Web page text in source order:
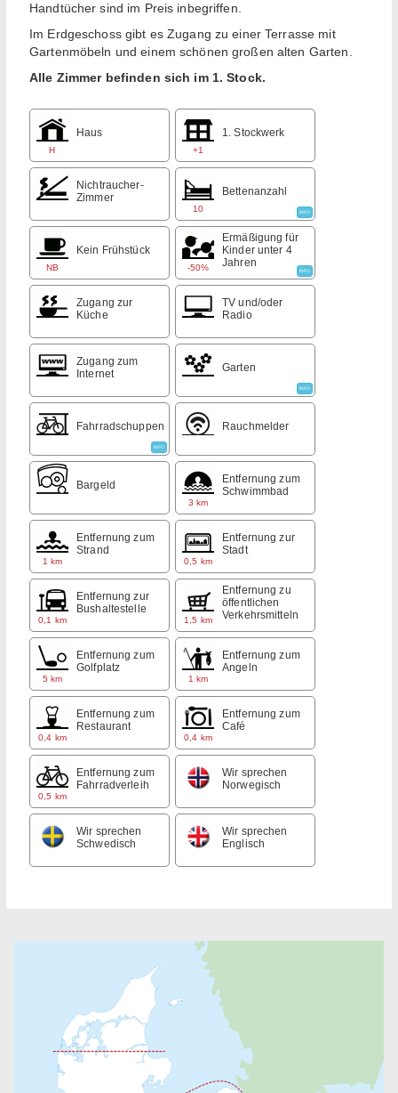
Handtücher sind im Preis inbegriffen.
Im Erdgeschoss gibt es Zugang zu einer Terrasse mit
Gartenmöbeln und einem schönen großen alten Garten.
Alle Zimmer befinden sich im 1. Stock.
H
Haus
+1
1. Stockwerk
Nichtraucher-
Zimmer
10
Bettenanzahl
INFO
NB
Kein Frühstück
-50%
Ermäßigung für
Kinder unter 4
Jahren
INFO
Zugang zur
Küche
TV und/oder
Radio
Zugang zum
Internet
Garten
INFO
Fahrradschuppen
INFO
Rauchmelder
Bargeld
3 km
Entfernung zum
Schwimmbad
1 km
Entfernung zum
Strand
0,5 km
Entfernung zur
Stadt
0,1 km
Entfernung zur
Bushaltestelle
1,5 km
Entfernung zu
öffentlichen
Verkehrsmitteln
5 km
Entfernung zum
Golfplatz
1 km
Entfernung zum
Angeln
0,4 km
Entfernung zum
Restaurant
0,4 km
Entfernung zum
Café
0,5 km
Entfernung zum
Fahrradverleih
Wir sprechen
Norwegisch
Wir sprechen
Schwedisch
Wir sprechen
Englisch